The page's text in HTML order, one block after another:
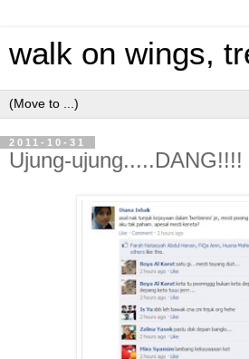
walk on wings,
2011-10-31
Ujung-ujung.....DANG!!!!